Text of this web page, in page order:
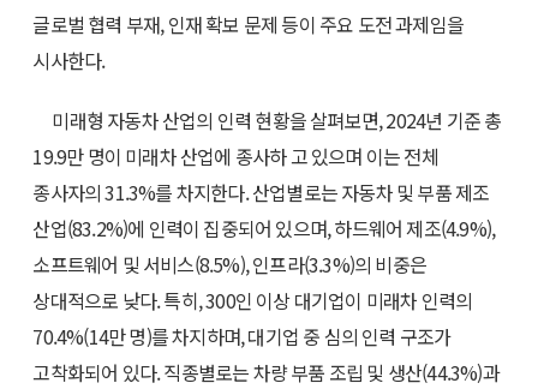
글로벌 협력 부재, 인재 확보 문제 등이 주요 도전 과제임을
시사한다.
미래형 자동차 산업의 인력 현황을 살펴보면, 2024년 기준 총
19.9만 명이 미래차 산업에 종사하 고 있으며 이는 전체
종사자의 31.3%를 차지한다. 산업별로는 자동차 및 부품 제조
산업(83.2%)에 인력이 집중되어 있으며, 하드웨어 제조(4.9%),
소프트웨어 및 서비스(8.5%), 인프라(3.3%)의 비중은
상대적으로 낮다. 특히, 300인 이상 대기업이 미래차 인력의
70.4%(14만 명)를 차지하며, 대기업 중 심의 인력 구조가
고착화되어 있다. 직종별로는 차량 부품 조립 및 생산(44.3%)과